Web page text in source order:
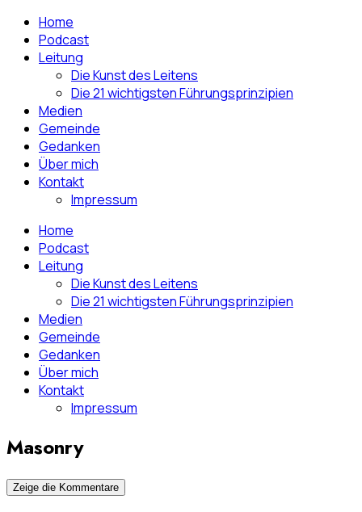
Home
Podcast
Leitung
Die Kunst des Leitens
Die 21 wichtigsten Führungsprinzipien
Medien
Gemeinde
Gedanken
Über mich
Kontakt
Impressum
Home
Podcast
Leitung
Die Kunst des Leitens
Die 21 wichtigsten Führungsprinzipien
Medien
Gemeinde
Gedanken
Über mich
Kontakt
Impressum
Masonry
Zeige die Kommentare